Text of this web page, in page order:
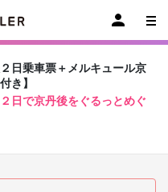
日乗車票＋メルキュール京
き】
日で京丹後をぐるっとめぐ